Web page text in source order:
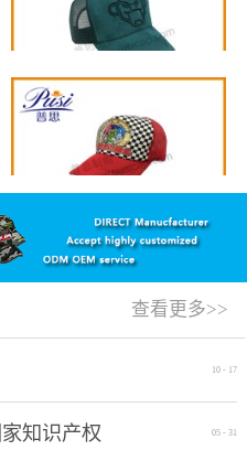
10 - 17
知识产权 05 - 31
查看更多>>